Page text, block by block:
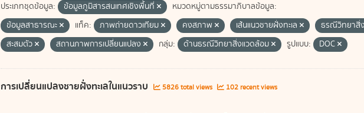
ประเภทชุดข้อมูล: ข้อมูลภูมิสารสนเทศเชิงพื้นที่
หมวดหมู่ตามธรรมาภิบาลข้อมูล:
ข้อมูลสาธารณะ
แท็ค: ภาพถ่ายดาวเทียม คงสภาพ เส้นแนวชายฝั่งทะเล ธรณีวิทยาสิ่
สะสมตัว
สถานภาพการเปลี่ยนแปลง กลุ่ม: ด้านธรณีวิทยาสิ่งแวดล้อม รูปแบบ: DOC
การเปลี่ยนแปลงชายฝั่งทะเลในแนวราบ 5826 total views 102 recent views